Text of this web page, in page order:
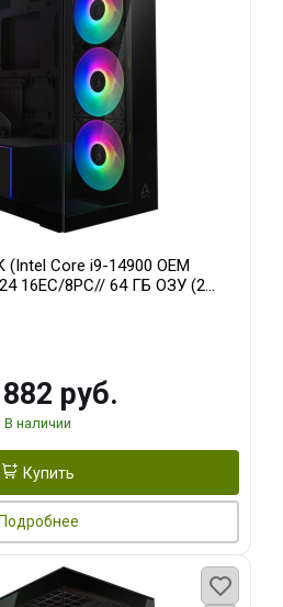
Core i9-14900 OEM
16EC/8PC// 64 ГБ ОЗУ (2
GDDR6X 384-Bit 3xDP
руб.
В наличии
Купить
Подробнее